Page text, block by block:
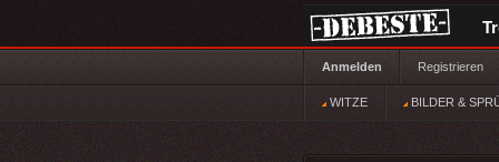
Anmelden Registrieren
WITZE BILDER &